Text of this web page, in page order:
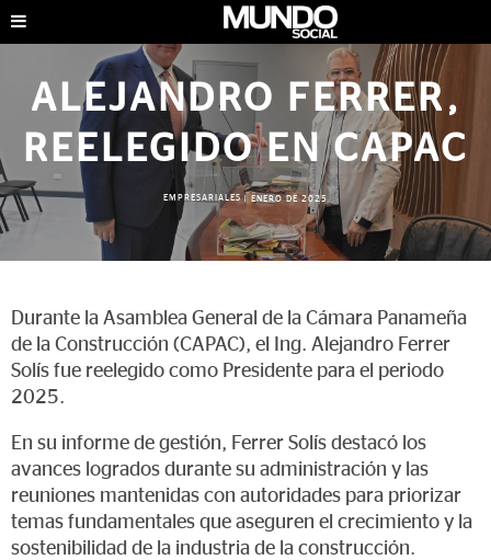
ALEJANDRO FERRER,
REELEGIDO EN CAPAC
EMPRESARIALES| ENERO DE 2025
Durante la Asamblea General de la Cámara Panameña
de la Construcción (CAPAC), el Ing. Alejandro Ferrer
Solís fue reelegido como Presidente para el periodo
2025.
En su informe de gestión, Ferrer Solís destacó los
avances logrados durante su administración y las
reuniones mantenidas con autoridades para priorizar
temas fundamentales que aseguren el crecimiento y la
sostenibilidad de la industria de la construcción.